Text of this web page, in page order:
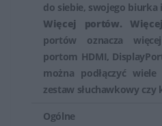
do siebie, swojego biurka
Więcej portów.
portów oznacza
portom HDMI,
można podłączyć
zestaw słuchawkowy
Ogólne